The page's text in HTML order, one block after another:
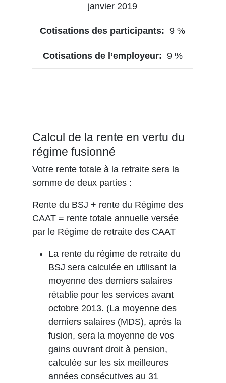
janvier 2019
9 %
9 %
Calcul de la rente en vertu du
régime fusionné
Votre rente totale à la retraite sera la
somme de deux parties :
Rente du BSJ + rente du Régime des
CAAT = rente totale annuelle versée
par le Régime de retraite des CAAT
La rente du régime de retraite du
BSJ sera calculée en utilisant la
moyenne des derniers salaires
rétablie pour les services avant
octobre 2013. (La moyenne des
derniers salaires (MDS), après la
fusion, sera la moyenne de vos
gains ouvrant droit à pension,
calculée sur les six meilleures
années consécutives au 31